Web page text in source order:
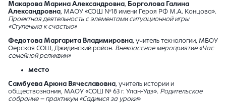
Макарова Марина Александровна, Борголова Галина
Александровна, МАОУ «СОШ №18 имени Героя РФ М.А. Концова».
Проектная деятельность с элементами ситуационной игры
«Ступенька к счастью»
Федотова Маргарита Владимировна, учитель технологии, МБОУ
Оерская СОШ, Джидинский район. Внеклассное мероприятие «Час
семейной реликвии»
место
Самбуева Арюна Вячеславовна, учитель истории и
обществознания, МАОУ «СОШ № 63 г. Улан-Удэ». Родительское
собрание – практикум «Садимся за уроки»